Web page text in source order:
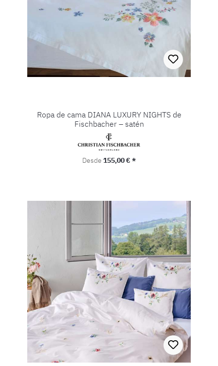
Ropa de cama DIANA LUXURY NIGHTS de
Fischbacher – satén
Precio normal:
Desde 155,00 € *